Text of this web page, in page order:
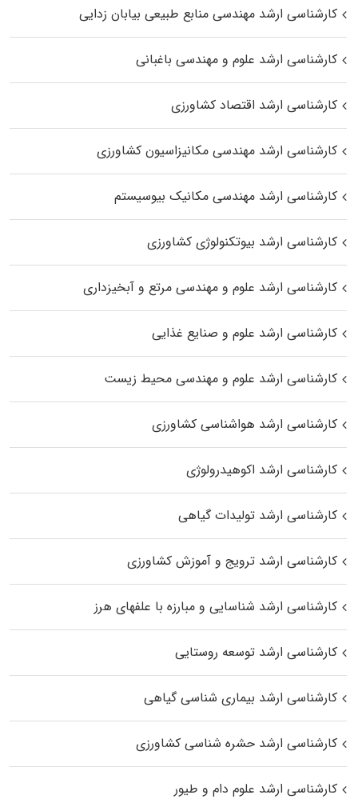
کارشناسی ارشد مهندسی منابع طبیعی بیابان زدایی
کارشناسی ارشد علوم و مهندسی باغبانی
کارشناسی ارشد اقتصاد کشاورزی
کارشناسی ارشد مهندسی مکانیزاسیون کشاورزی
کارشناسی ارشد مهندسی مکانیک بیوسیستم
کارشناسی ارشد بیوتکنولوژی کشاورزی
کارشناسی ارشد علوم و مهندسی مرتع و آبخیزداری
کارشناسی ارشد علوم و صنایع غذایی
کارشناسی ارشد علوم و مهندسی محیط زیست
کارشناسی ارشد هواشناسی کشاورزی
کارشناسی ارشد اکوهیدرولوژی
کارشناسی ارشد تولیدات گیاهی
کارشناسی ارشد ترویج و آموزش کشاورزی
کارشناسی ارشد شناسایی و مبارزه با علفهای هرز
کارشناسی ارشد توسعه روستایی
کارشناسی ارشد بیماری‌ شناسی گیاهی
کارشناسی ارشد حشره‌ شناسی کشاورزی
کارشناسی ارشد علوم دام و طیور